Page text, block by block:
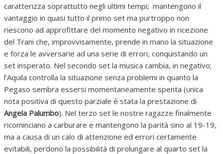
caratterizza soprattutto negli ultimi tempi; mantengono il
vantaggio in quasi tutto il primo set ma purtroppo non
riescono ad approfittare del momento negativo in ricezione
del Trani che, improvvisamente, prende in mano la situazione
e forza le avversarie ad una serie di errori, conquistando un
set insperato. Nel secondo set la musica cambia, in negativo;
l’Aquila controlla la situazione senza problemi in quanto la
Pegaso sembra essersi momentaneamente spenta (unica
nota positiva di questo parziale è stata la prestazione di
Angela Palumbo). Nel terzo set le nostre ragazze finalmente
ricominciano a carburare e mantengono la parità sino al 19-19,
ma a causa di un calo di attenzione ed errori certamente
evitabili, perdono la possibilità di prolungare al quarto set la